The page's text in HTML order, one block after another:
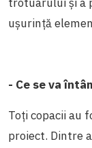
ușurință
- Ce se va
Toți copacii au
proiect. Dintre